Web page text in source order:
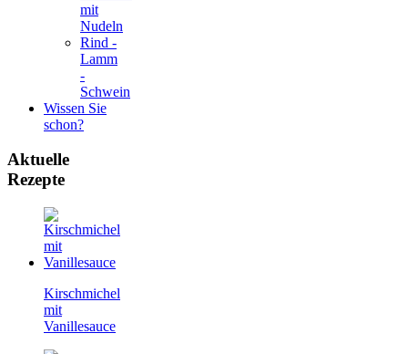
mit
Nudeln
Rind -
Lamm
-
Schwein
Wissen Sie
schon?
Aktuelle
Rezepte
Kirschmichel
mit
Vanillesauce